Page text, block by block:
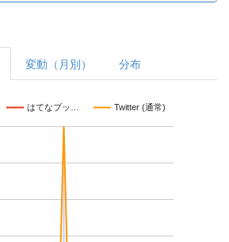
変動（月別） 分布
はてなブッ… Twitter (通常)